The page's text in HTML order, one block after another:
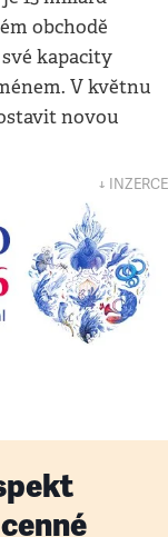
obchodě
kapacity
V květnu
novou
↓ INZERCE